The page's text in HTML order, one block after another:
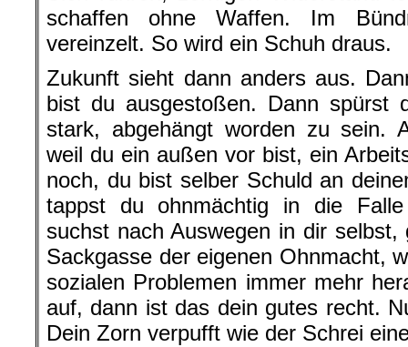
schaffen ohne Waffen. Im
vereinzelt. So wird ein Schuh draus.
Zukunft sieht dann anders aus.
bist du ausgestoßen. Dann spürst
stark, abgehängt worden zu sein.
weil du ein außen vor bist, ein
noch, du bist selber Schuld an
tappst du ohnmächtig in die Falle
suchst nach Auswegen in dir
Sackgasse der eigenen Ohnmacht,
sozialen Problemen immer mehr
auf, dann ist das dein gutes recht.
Dein Zorn verpufft wie der Schrei